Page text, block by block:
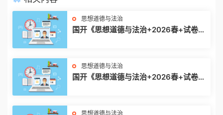
思想道德与法治
国开《思想道德与法治+2026春+试卷
思想道德与法治
国开《思想道德与法治+2026春+试卷
思想道德与法治